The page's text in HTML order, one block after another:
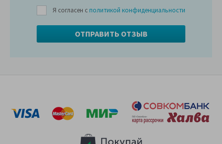
Я согласен с политикой конфиденциальности